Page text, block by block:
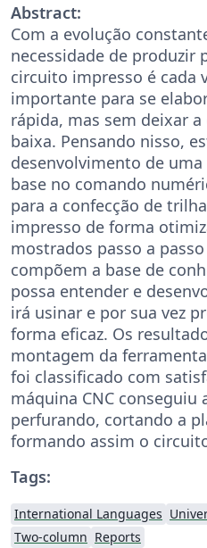
Abstract:
Com a evolução
necessidade de produzir
circuito impresso é cada
importante para se
rápida, mas sem deixar
baixa. Pensando nisso,
desenvolvimento de uma
base no comando
para a confecção de
impresso de forma
mostrados passo a
compõem a base de
possa entender e
irá usinar e por sua vez
forma eficaz. Os
montagem da
foi classificado com
máquina CNC
perfurando, cortando a
formando assim o
Tags:
International Languages
Two-column Reports